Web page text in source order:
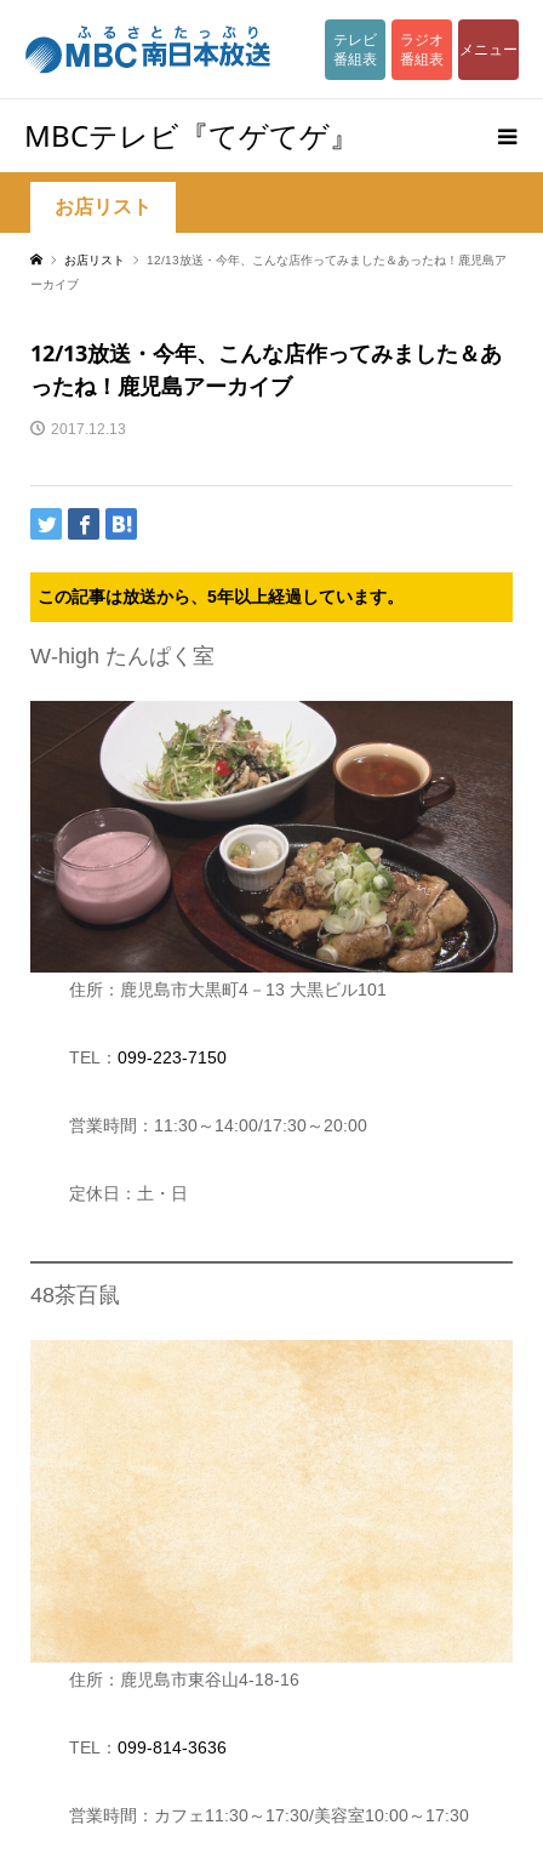
テレビ
番組表
ラジオ
番組表
メニュー
MBCテレビ『てゲてゲ』
お店リスト
お店リスト
12/13放送・今年、こんな店作ってみました＆あったね！鹿児島ア
ーカイブ
12/13放送・今年、こんな店作ってみました＆あ
ったね！鹿児島アーカイブ
2017.12.13
この記事は放送から、5年以上経過しています。
W-high たんぱく室
住所：鹿児島市大黒町4－13 大黒ビル101
TEL： 099-223-7150
営業時間：11:30～14:00/17:30～20:00
定休日：土・日
48茶百鼠
住所：鹿児島市東谷山4-18-16
TEL： 099-814-3636
営業時間：カフェ11:30～17:30/美容室10:00～17:30